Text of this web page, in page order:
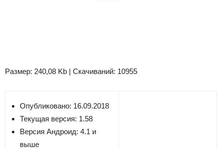
Размер: 240,08 Kb | Скачиваний: 10955
Опубликовано: 16.09.2018
Текущая версия: 1.58
Версия Андроид: 4.1 и
выше